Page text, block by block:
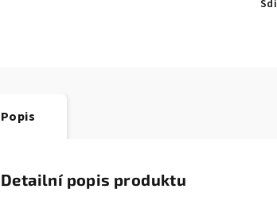
Popis
Detailní popis produktu